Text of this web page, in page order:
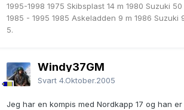
1995-1998 1975 Skibsplast 14 m 1980 Suzuki 50
1985 - 1995 1985 Askeladden 9 m 1986 Suzuki
5.
Windy37GM
Svart 4.Oktober.2005
Jeg har en kompis med Nordkapp 17 og han